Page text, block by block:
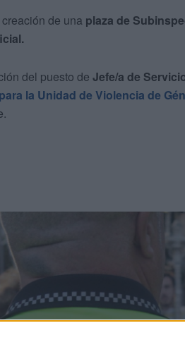
de una plaza de
del puesto de Jefe/a de
para la Unidad de Violencia de